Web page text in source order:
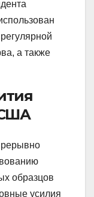
а также
образцов
усилия